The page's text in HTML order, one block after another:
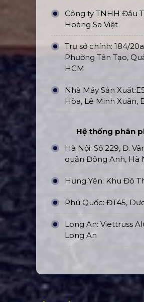
Công ty TNHH Đầu
Hoàng Sa Việt
Trụ sở chính: 184/
Phường Tân Tạo,
HCM
Nhà Máy Sản
Hòa, Lê Minh Xuân,
Hệ thống phân
Hà Nội: Số 229, Đ.
quận Đông Anh, Hà
Hưng Yên: Khu Đô
Phú Quốc: ĐT45,
Long An: Viettruss
Long An